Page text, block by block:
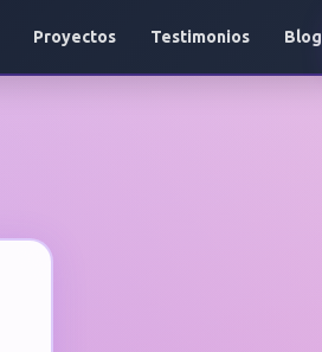
Proyectos Testimonios Blog